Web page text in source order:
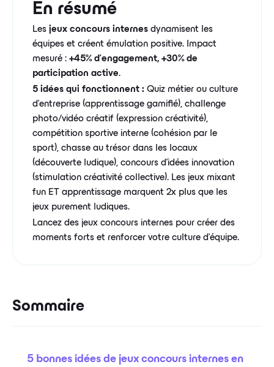
En résumé
Les jeux concours internes dynamisent les
équipes et créent émulation positive. Impact
mesuré : +45% d'engagement, +30% de
participation active.
5 idées qui fonctionnent : Quiz métier ou culture
d'entreprise (apprentissage gamifié), challenge
photo/vidéo créatif (expression créativité),
compétition sportive interne (cohésion par le
sport), chasse au trésor dans les locaux
(découverte ludique), concours d'idées innovation
(stimulation créativité collective). Les jeux mixant
fun ET apprentissage marquent 2x plus que les
jeux purement ludiques.
Lancez des jeux concours internes pour créer des
moments forts et renforcer votre culture d'équipe.
Sommaire
5 bonnes idées de jeux concours internes en